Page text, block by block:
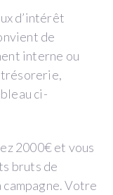
d’intérêt
de
interne ou
trésorerie,
ci-
2000€ et vous
bruts de
Votre